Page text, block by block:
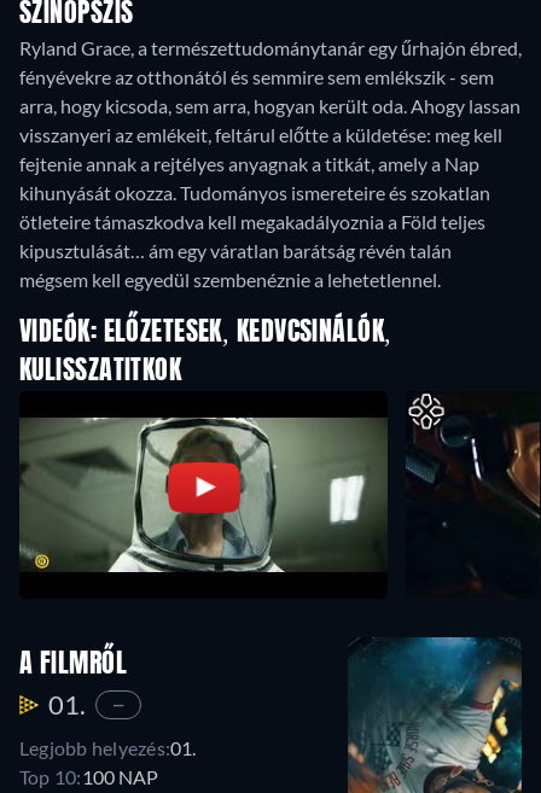
SZINOPSZIS
Ryland Grace, a természettudománytanár egy űrhajón ébred,
fényévekre az otthonától és semmire sem emlékszik - sem
arra, hogy kicsoda, sem arra, hogyan került oda. Ahogy lassan
visszanyeri az emlékeit, feltárul előtte a küldetése: meg kell
fejtenie annak a rejtélyes anyagnak a titkát, amely a Nap
kihunyását okozza. Tudományos ismereteire és szokatlan
ötleteire támaszkodva kell megakadályoznia a Föld teljes
kipusztulását… ám egy váratlan barátság révén talán
mégsem kell egyedül szembenéznie a lehetetlennel.
VIDEÓK: ELŐZETESEK, KEDVCSINÁLÓK,
KULISSZATITKOK
A FILMRŐL
01. —
Legjobb helyezés:01.
Top 10: 100 NAP